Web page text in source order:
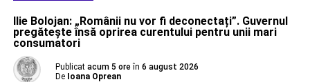
Ilie Bolojan: „Românii nu vor fi deconectați”. Guvernul
pregătește însă oprirea curentului pentru unii mari
consumatori
Publicat acum 5 ore în 6 august 2026
De Ioana Oprean